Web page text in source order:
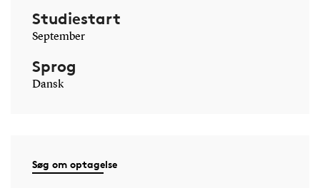
Studiestart
September
Sprog
Dansk
Søg om optagelse